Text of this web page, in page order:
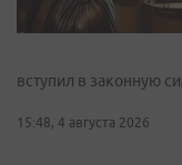
вступил в законную
15:48, 4 августа 2026